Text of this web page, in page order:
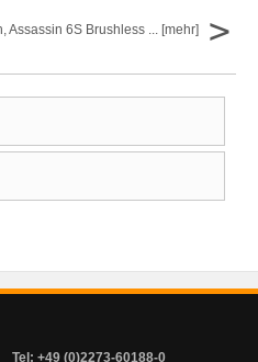
Assassin 6S Brushless ... [mehr] >
Tel: +49 (0)2273-60188-0